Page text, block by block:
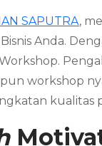
SAPUTRA,
Anda.
workshop